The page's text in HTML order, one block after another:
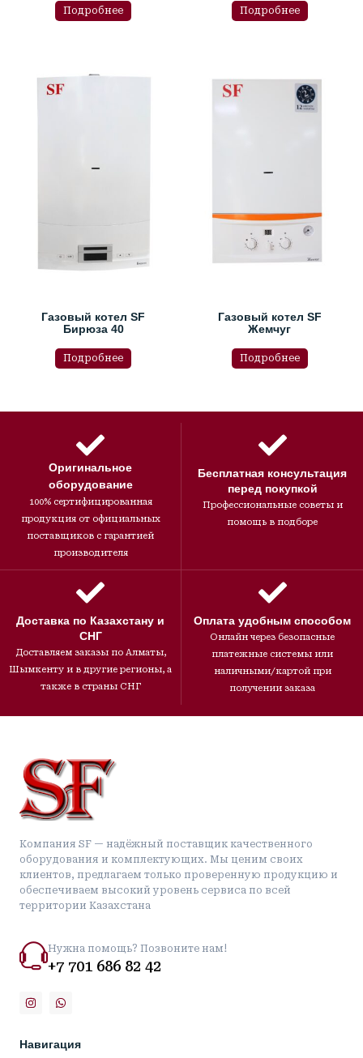
Подробнее Подробнее
Газовый котел SF
Бирюза 40
Подробнее
Газовый котел SF
Жемчуг
Подробнее
Оригинальное
оборудование
100% сертифицированная
продукция от официальных
поставщиков с гарантией
производителя
Бесплатная консультация
перед покупкой
Профессиональные советы и
помощь в подборе
Доставка по Казахстану и
СНГ
Доставляем заказы по Алматы,
Шымкенту и в другие регионы, а
также в страны СНГ
Оплата удобным способом
Онлайн через безопасные
платежные системы или
наличными/картой при
получении заказа
Компания SF — надёжный поставщик качественного
оборудования и комплектующих. Мы ценим своих
клиентов, предлагаем только проверенную продукцию и
обеспечиваем высокий уровень сервиса по всей
территории Казахстана
Нужна помощь? Позвоните нам!
+7 701 686 82 42
Навигация